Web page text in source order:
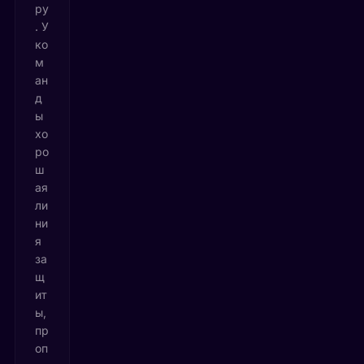
ру
. У
ко
м
ан
д
ы
хо
ро
ш
ая
ли
ни
я
за
щ
ит
ы,
пр
оп